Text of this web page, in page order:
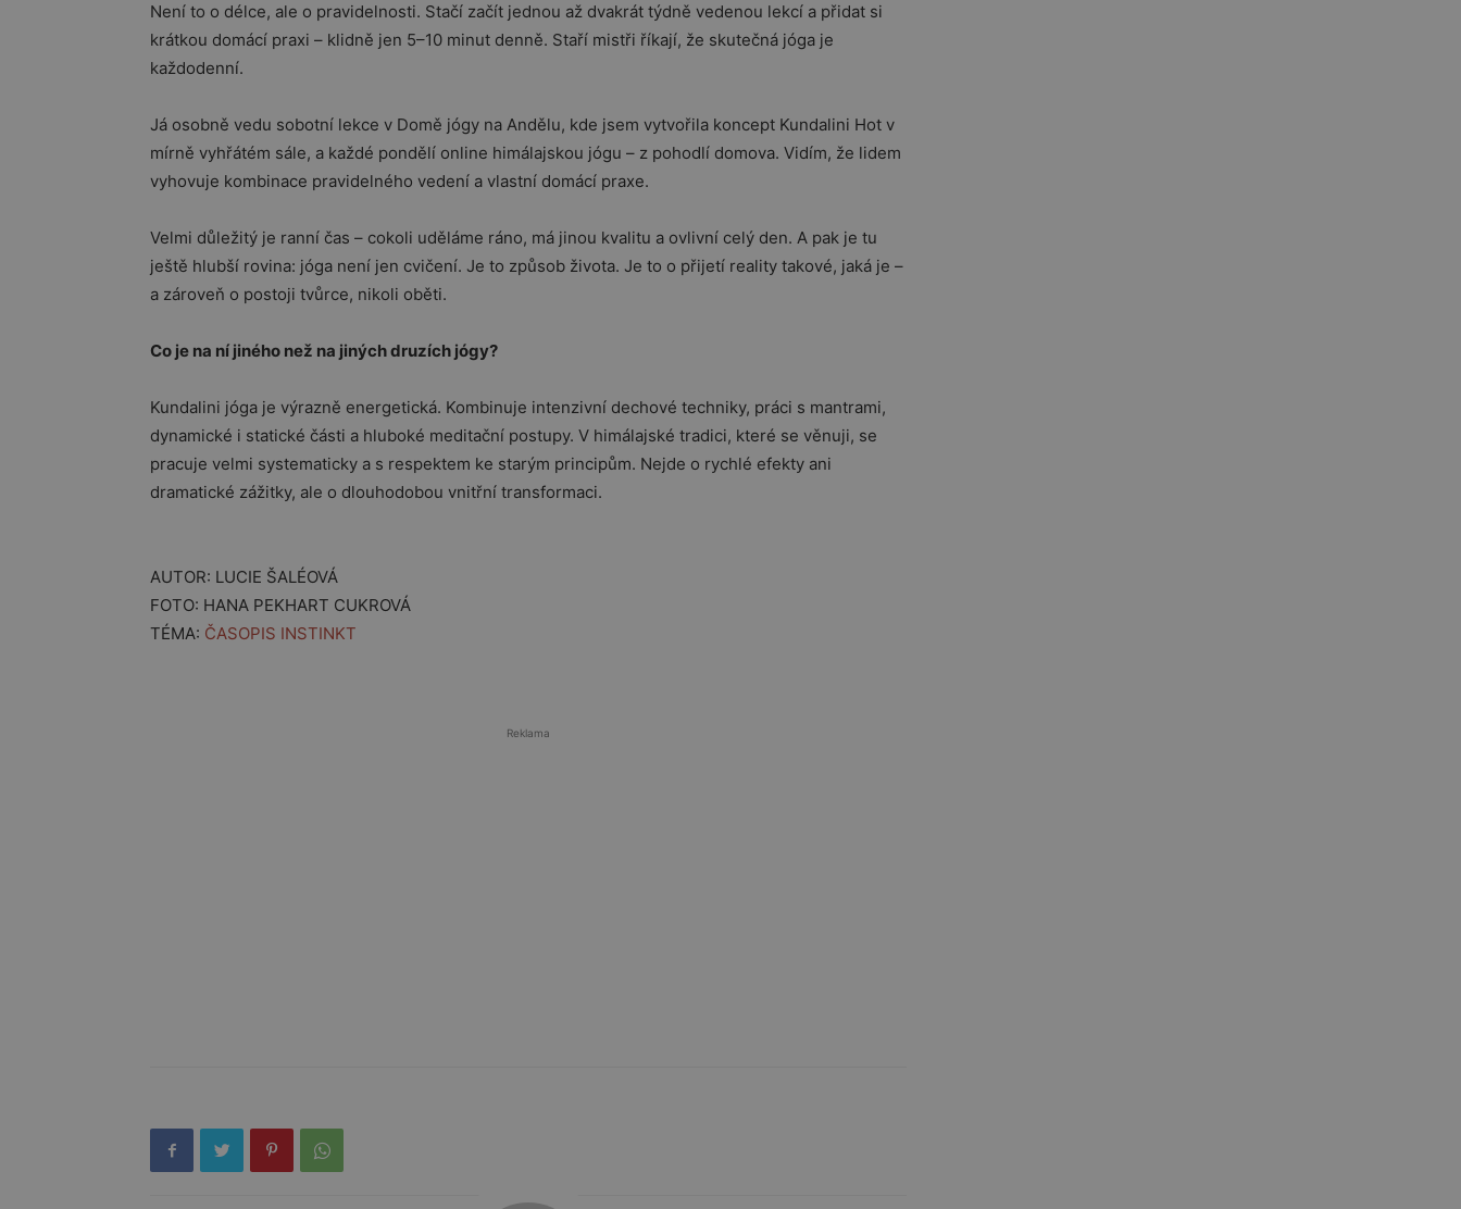
Není to o délce, ale o pravidelnosti. Stačí začít jednou až dvakrát týdně vedenou lekcí a přidat si
krátkou domácí praxi – klidně jen 5–10 minut denně. Staří mistři říkají, že skutečná jóga je
každodenní.
Já osobně vedu sobotní lekce v Domě jógy na Andělu, kde jsem vytvořila koncept Kundalini Hot v
mírně vyhřátém sále, a každé pondělí online himálajskou jógu – z pohodlí domova. Vidím, že lidem
vyhovuje kombinace pravidelného vedení a vlastní domácí praxe.
Velmi důležitý je ranní čas – cokoli uděláme ráno, má jinou kvalitu a ovlivní celý den. A pak je tu
ještě hlubší rovina: jóga není jen cvičení. Je to způsob života. Je to o přijetí reality takové, jaká je –
a zároveň o postoji tvůrce, nikoli oběti.
Co je na ní jiného než na jiných druzích jógy?
Kundalini jóga je výrazně energetická. Kombinuje intenzivní dechové techniky, práci s mantrami,
dynamické i statické části a hluboké meditační postupy. V himálajské tradici, které se věnuji, se
pracuje velmi systematicky a s respektem ke starým principům. Nejde o rychlé efekty ani
dramatické zážitky, ale o dlouhodobou vnitřní transformaci.
AUTOR: LUCIE ŠALÉOVÁ
FOTO: HANA PEKHART CUKROVÁ
TÉMA: ČASOPIS INSTINKT
Reklama